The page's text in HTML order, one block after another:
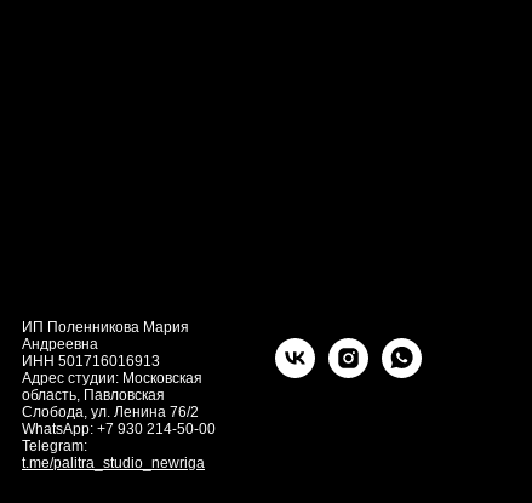
ИП Поленникова Мария
Андреевна
ИНН 501716016913
Адрес студии: Московская
область, Павловская
Слобода, ул. Ленина 76/2
WhatsApp: +7 930 214-50-00
Telegram:
t.me/palitra_studio_newriga